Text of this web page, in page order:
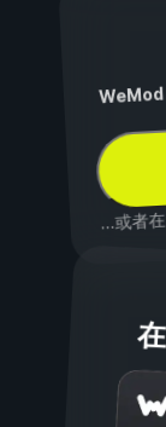
WeMod
...或者